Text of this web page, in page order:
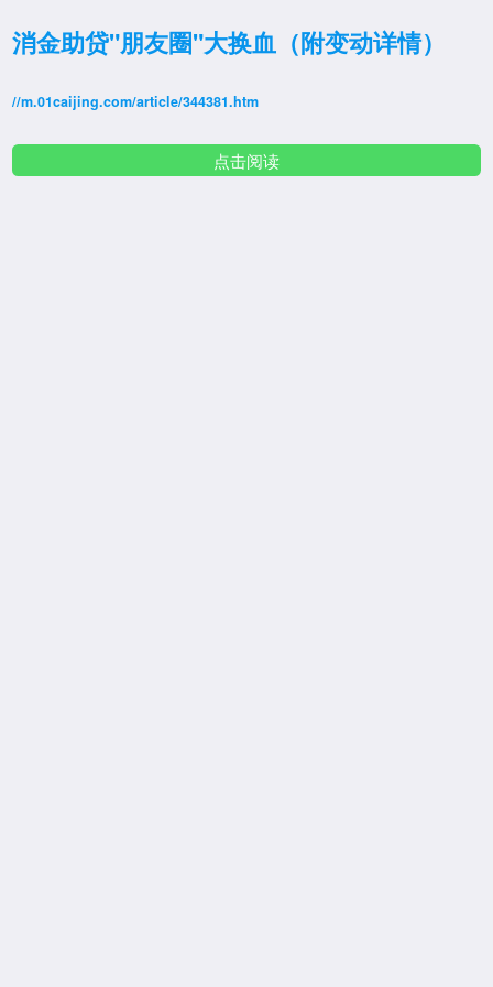
消金助贷"朋友圈"大换血（附变动详情）
//m.01caijing.com/article/344381.htm
点击阅读